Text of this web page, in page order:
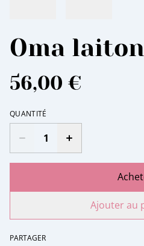
Oma
56,00 €
QUANTITÉ
Ajouter au
PARTAGER